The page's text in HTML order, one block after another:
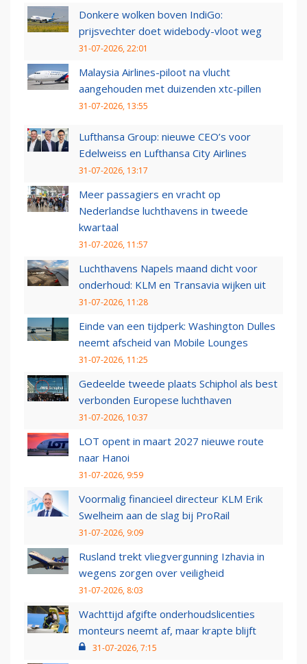
Donkere wolken boven IndiGo:
prijsvechter doet widebody-vloot weg
31-07-2026, 22:01
Malaysia Airlines-piloot na vlucht
aangehouden met duizenden xtc-pillen
31-07-2026, 13:55
Lufthansa Group: nieuwe CEO’s voor
Edelweiss en Lufthansa City Airlines
31-07-2026, 13:17
Meer passagiers en vracht op
Nederlandse luchthavens in tweede
kwartaal
31-07-2026, 11:57
Luchthavens Napels maand dicht voor
onderhoud: KLM en Transavia wijken uit
31-07-2026, 11:28
Einde van een tijdperk: Washington Dulles
neemt afscheid van Mobile Lounges
31-07-2026, 11:25
Gedeelde tweede plaats Schiphol als best
verbonden Europese luchthaven
31-07-2026, 10:37
LOT opent in maart 2027 nieuwe route
naar Hanoi
31-07-2026, 9:59
Voormalig financieel directeur KLM Erik
Swelheim aan de slag bij ProRail
31-07-2026, 9:09
Rusland trekt vliegvergunning Izhavia in
wegens zorgen over veiligheid
31-07-2026, 8:03
Wachttijd afgifte onderhoudslicenties
monteurs neemt af, maar krapte blijft
31-07-2026, 7:15